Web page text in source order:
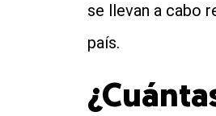
se llevan a cabo
país.